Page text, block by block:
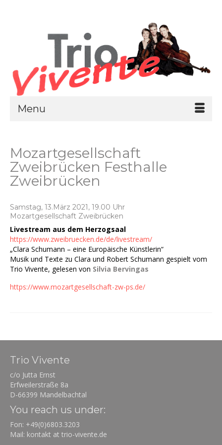
Menu
Mozartgesellschaft
Zweibrücken Festhalle
Zweibrücken
Samstag, 13.März 2021, 19.00 Uhr
Mozartgesellschaft Zweibrücken
Livestream aus dem Herzogsaal
https://www.zweibruecken.de/de/livestream/
„Clara Schumann – eine Europäische Künstlerin“
Musik und Texte zu Clara und Robert Schumann gespielt vom
Trio Vivente, gelesen von Silvia Bervingas
https://www.mozartgesellschaft-zw-ps.de/
Trio Vivente
c/o Jutta Ernst
Erfweilerstraße 8a
D-66399 Mandelbachtal
You reach us under:
Fon: +49(0)6803.3203
Mail: kontakt at trio-vivente.de